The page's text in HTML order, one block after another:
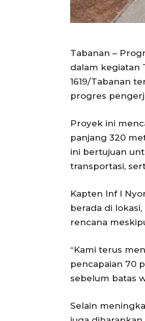
Tabanan –
dalam kegiatan
1619/Tabanan
progres
Proyek ini
panjang 320
ini bertujuan
transportasi,
Kapten Inf I
berada di
rencana
“Kami terus
pencapaian 70
sebelum batas
Selain